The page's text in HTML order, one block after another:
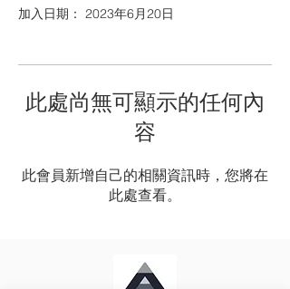
加入日期： 2023年6月20日
此處尚無可顯示的任何內
容
此會員新增自己的相關資訊時，您將在
此處查看。